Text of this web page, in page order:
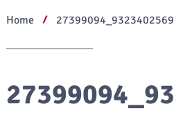
Home